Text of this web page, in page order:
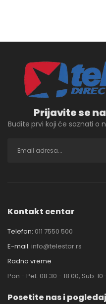
Prijavite se
Budite prvi koji će saznati o
Kontakt centar
Telefon: 011 7550 500
E-mail: info@telestar.rs
Radno vreme
Pon - Pet: 08:30 - 18:00, Sub:
Posetite nas i